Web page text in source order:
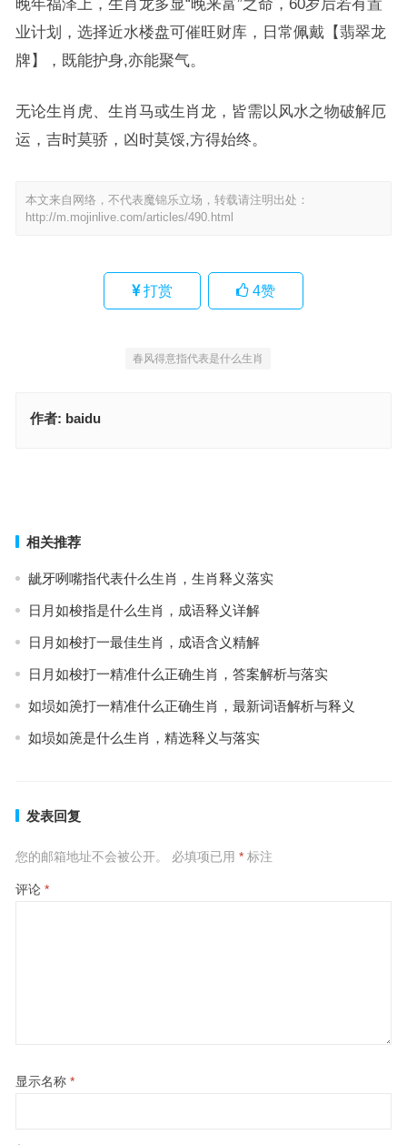
晚年福泽上，生肖龙多显“晚来富”之命，60岁后若有置
业计划，选择近水楼盘可催旺财库，日常佩戴【翡翠龙
牌】，既能护身,亦能聚气。
无论生肖虎、生肖马或生肖龙，皆需以风水之物破解厄
运，吉时莫骄，凶时莫馁,方得始终。
本文来自网络，不代表魔锦乐立场，转载请注明出处：
http://m.mojinlive.com/articles/490.html
打赏 4赞
春风得意指代表是什么生肖
作者: baidu
相关推荐
龇牙咧嘴指代表什么生肖，生肖释义落实
日月如梭指是什么生肖，成语释义详解
日月如梭打一最佳生肖，成语含义精解
日月如梭打一精准什么正确生肖，答案解析与落实
如埙如箎打一精准什么正确生肖，最新词语解析与释义
如埙如箎是什么生肖，精选释义与落实
发表回复
您的邮箱地址不会被公开。 必填项已用 *标注
评论 *
显示名称 *